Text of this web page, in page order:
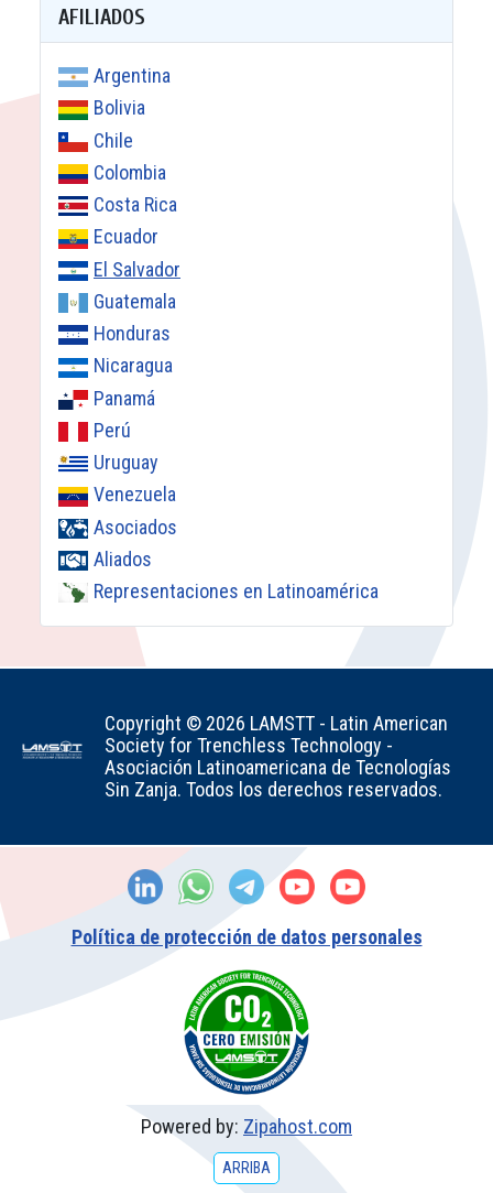
AFILIADOS
Argentina
Bolivia
Chile
Colombia
Costa Rica
Ecuador
El Salvador
Guatemala
Honduras
Nicaragua
Panamá
Perú
Uruguay
Venezuela
Asociados
Aliados
Representaciones en Latinoamérica
Copyright © 2026 LAMSTT - Latin American
Society for Trenchless Technology -
Asociación Latinoamericana de Tecnologías
Sin Zanja. Todos los derechos reservados.
Política de protección de datos personales
Powered by: Zipahost.com
ARRIBA